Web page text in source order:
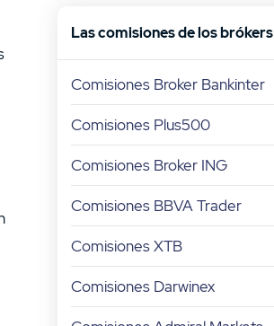
Las comisiones de los brókers
Comisiones Broker Bankinter
Comisiones Plus500
Comisiones Broker ING
Comisiones BBVA Trader
Comisiones XTB
Comisiones Darwinex